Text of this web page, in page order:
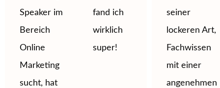
Speaker im
Bereich
Online
Marketing
sucht, hat
fand ich
wirklich
super!
seiner
lockeren Art,
Fachwissen
mit einer
angenehmen